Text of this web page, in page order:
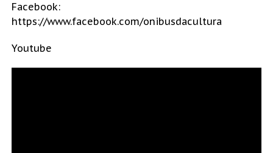
Facebook:
https://www.facebook.com/onibusdacultura
Youtube